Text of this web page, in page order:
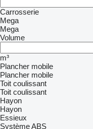
Carrosserie
Mega
Mega
Volume
m³
Plancher mobile
Plancher mobile
Toit coulissant
Toit coulissant
Hayon
Hayon
Essieux
Système ABS